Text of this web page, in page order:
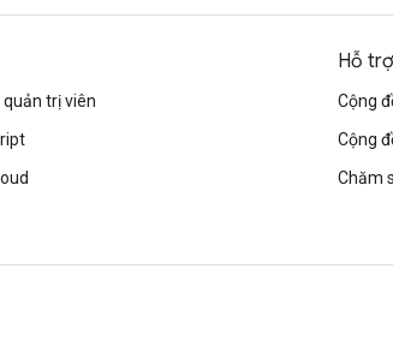
quản trị viên
Hỗ trợ
Cộng
Cộng
Chăm